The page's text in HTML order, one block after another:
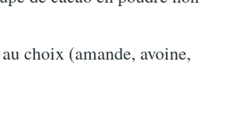
choix (amande, avoine,